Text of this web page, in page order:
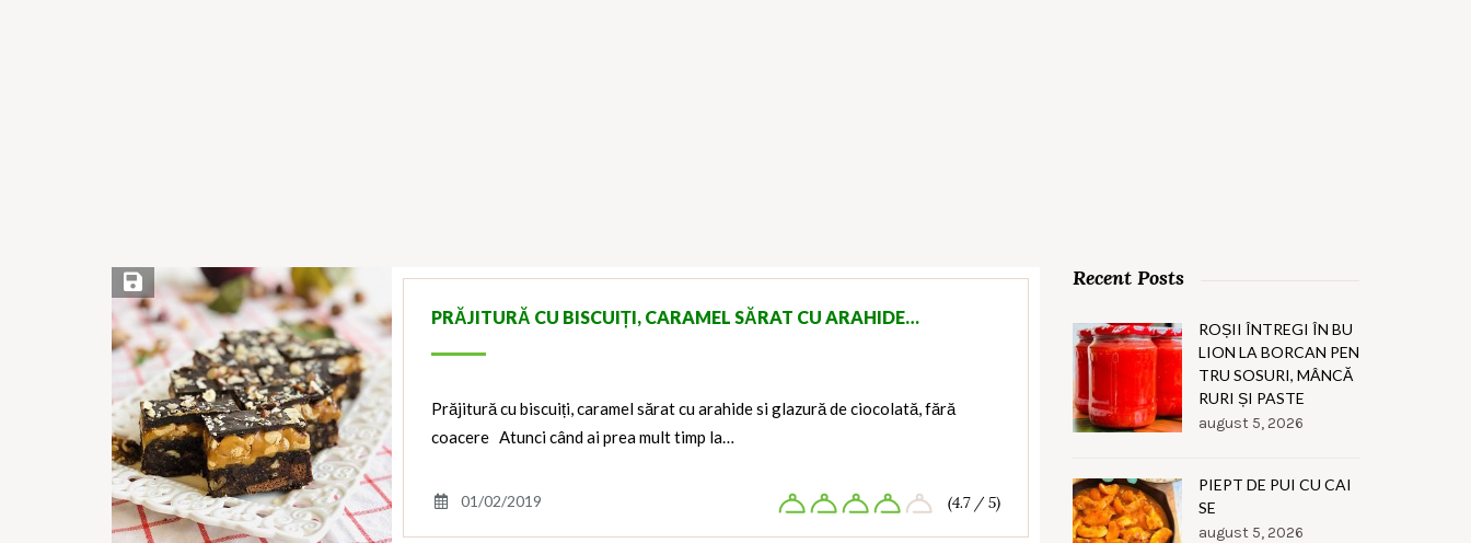
Save Recipe
PRĂJITURĂ CU BISCUIȚI, CARAMEL SĂRAT CU ARAHIDE…
Prăjitură cu biscuiți, caramel sărat cu arahide si glazură de ciocolată, fără
coacere Atunci când ai prea mult timp la…
01/02/2019 (4.7 / 5)
Recent Posts
ROȘII ÎNTREGI ÎN BU
LION LA BORCAN PEN
TRU SOSURI, MÂNCĂ
RURI ȘI PASTE
august 5, 2026
PIEPT DE PUI CU CAI
SE
august 5, 2026